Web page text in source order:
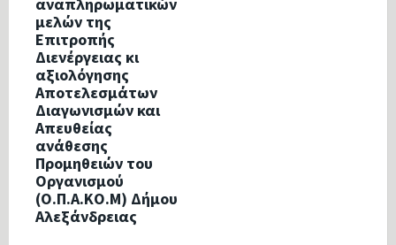
αναπληρωματικών
μελών της
Επιτροπής
Διενέργειας κι
αξιολόγησης
Αποτελεσμάτων
Διαγωνισμών και
Απευθείας
ανάθεσης
Προμηθειών του
Οργανισμού
(Ο.Π.Α.ΚΟ.Μ) Δήμου
Αλεξάνδρειας